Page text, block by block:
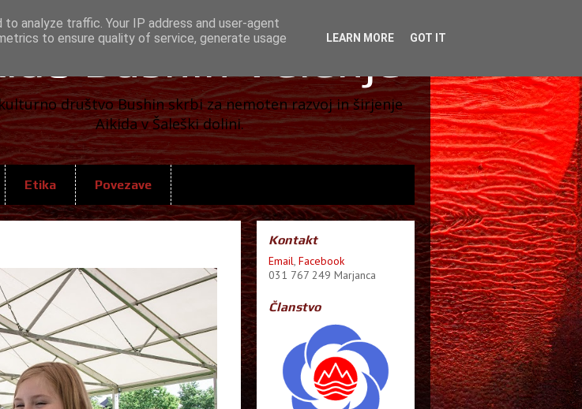
Bushin Velenje
društvo Bushin skrbi za nemoten razvoj in širjenje
Aikida v Šaleški dolini.
Etika Povezave
Kontakt
Email, Facebook
031 767 249 Marjanca
Članstvo
analyze traffic. Your IP address and user-agent
to ensure quality of service, generate usage
LEARN MORE GOT IT